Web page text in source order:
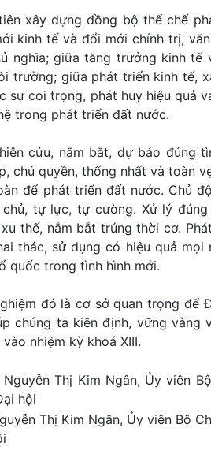
xây dựng đồng bộ thể chế
kinh tế và đổi mới chính trị,
nghĩa; giữa tăng trưởng kinh
trường; giữa phát triển kinh tế,
sự coi trọng, phát huy hiệu quả
trong phát triển đất nước.
cứu, nắm bắt, dự báo đúng
chủ quyền, thống nhất và toàn
để phát triển đất nước. Chủ
tự lực, tự cường. Xử lý
thế, nắm bắt trúng thời cơ.
thác, sử dụng có hiệu quả
quốc trong tình hình mới.
đó là cơ sở quan trọng
chúng ta kiên định, vững
nhiệm kỳ khoá XIII.
Thị Kim Ngân, Ủy viên Bộ